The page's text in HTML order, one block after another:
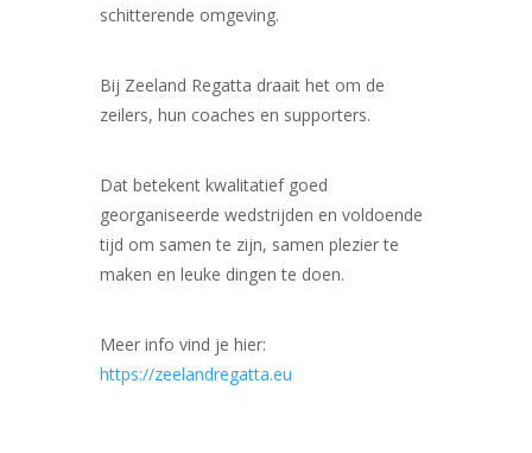
schitterende omgeving.
Bij Zeeland Regatta draait het om de
zeilers, hun coaches en supporters.
Dat betekent kwalitatief goed
georganiseerde wedstrijden en voldoende
tijd om samen te zijn, samen plezier te
maken en leuke dingen te doen.
Meer info vind je hier:
https://zeelandregatta.eu